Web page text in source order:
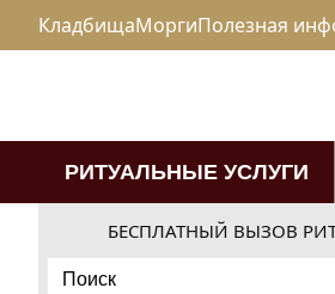
КладбищаМоргиПолезная
РИТУАЛЬНЫЕ УСЛУГИ
БЕСПЛАТНЫЙ ВЫЗОВ
for: